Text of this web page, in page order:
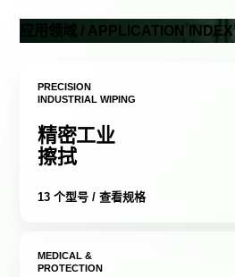
应用领域 / APPLICATION INDEX
PRECISION
INDUSTRIAL WIPING
精密工业
擦拭
13 个型号 / 查看规格
MEDICAL &
PROTECTION